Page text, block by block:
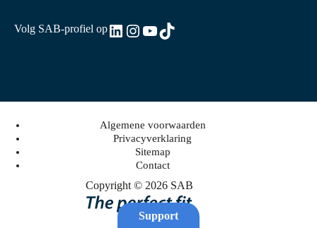
Support
Volg SAB-profiel opLinkedIn
Instagram
YouTube
TikTok
Copyright © 2026 SAB
Algemene voorwaarden
Privacyverklaring
Sitemap
Contact